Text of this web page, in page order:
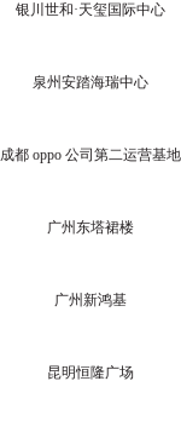
银川世和·天玺国际中心
泉州安踏海瑞中心
成都 oppo 公司第二运营基地
广州东塔裙楼
广州新鸿基
昆明恒隆广场